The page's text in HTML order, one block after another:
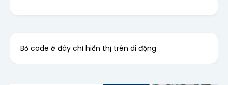
Bỏ code ở đây chỉ hiển thị trên di động